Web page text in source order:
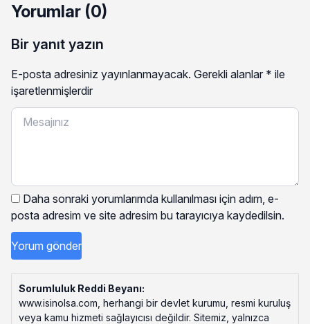
Yorumlar (0)
Bir yanıt yazın
E-posta adresiniz yayınlanmayacak. Gerekli alanlar * ile
işaretlenmişlerdir
Daha sonraki yorumlarımda kullanılması için adım, e-
posta adresim ve site adresim bu tarayıcıya kaydedilsin.
Sorumluluk Reddi Beyanı:
www.isinolsa.com, herhangi bir devlet kurumu, resmi kuruluş
veya kamu hizmeti sağlayıcısı değildir. Sitemiz, yalnızca